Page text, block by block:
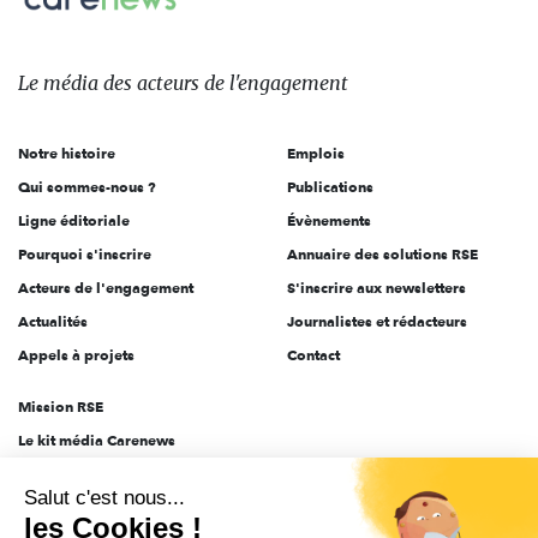
Le
des
l'engagement
Le média des acteurs de l'engagement
Notre histoire
Qui sommes-nous ?
Ligne éditoriale
Pourquoi s'inscrire
Acteurs de l'engagement
Actualités
Appels à projets
Emplois
Publications
Évènements
Annuaire des solutions RSE
S'inscrire aux newsletters
Journalistes et rédacteurs
Contact
Mission RSE
Le kit média Carenews
AEF info
Salut c'est nous...
les Cookies !